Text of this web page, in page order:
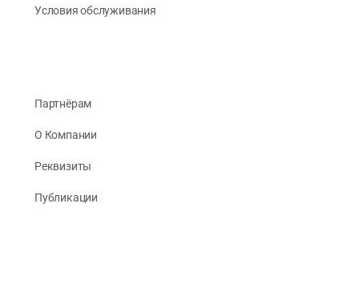
Условия обслуживания
Партнёрам
О Компании
Реквизиты
Публикации